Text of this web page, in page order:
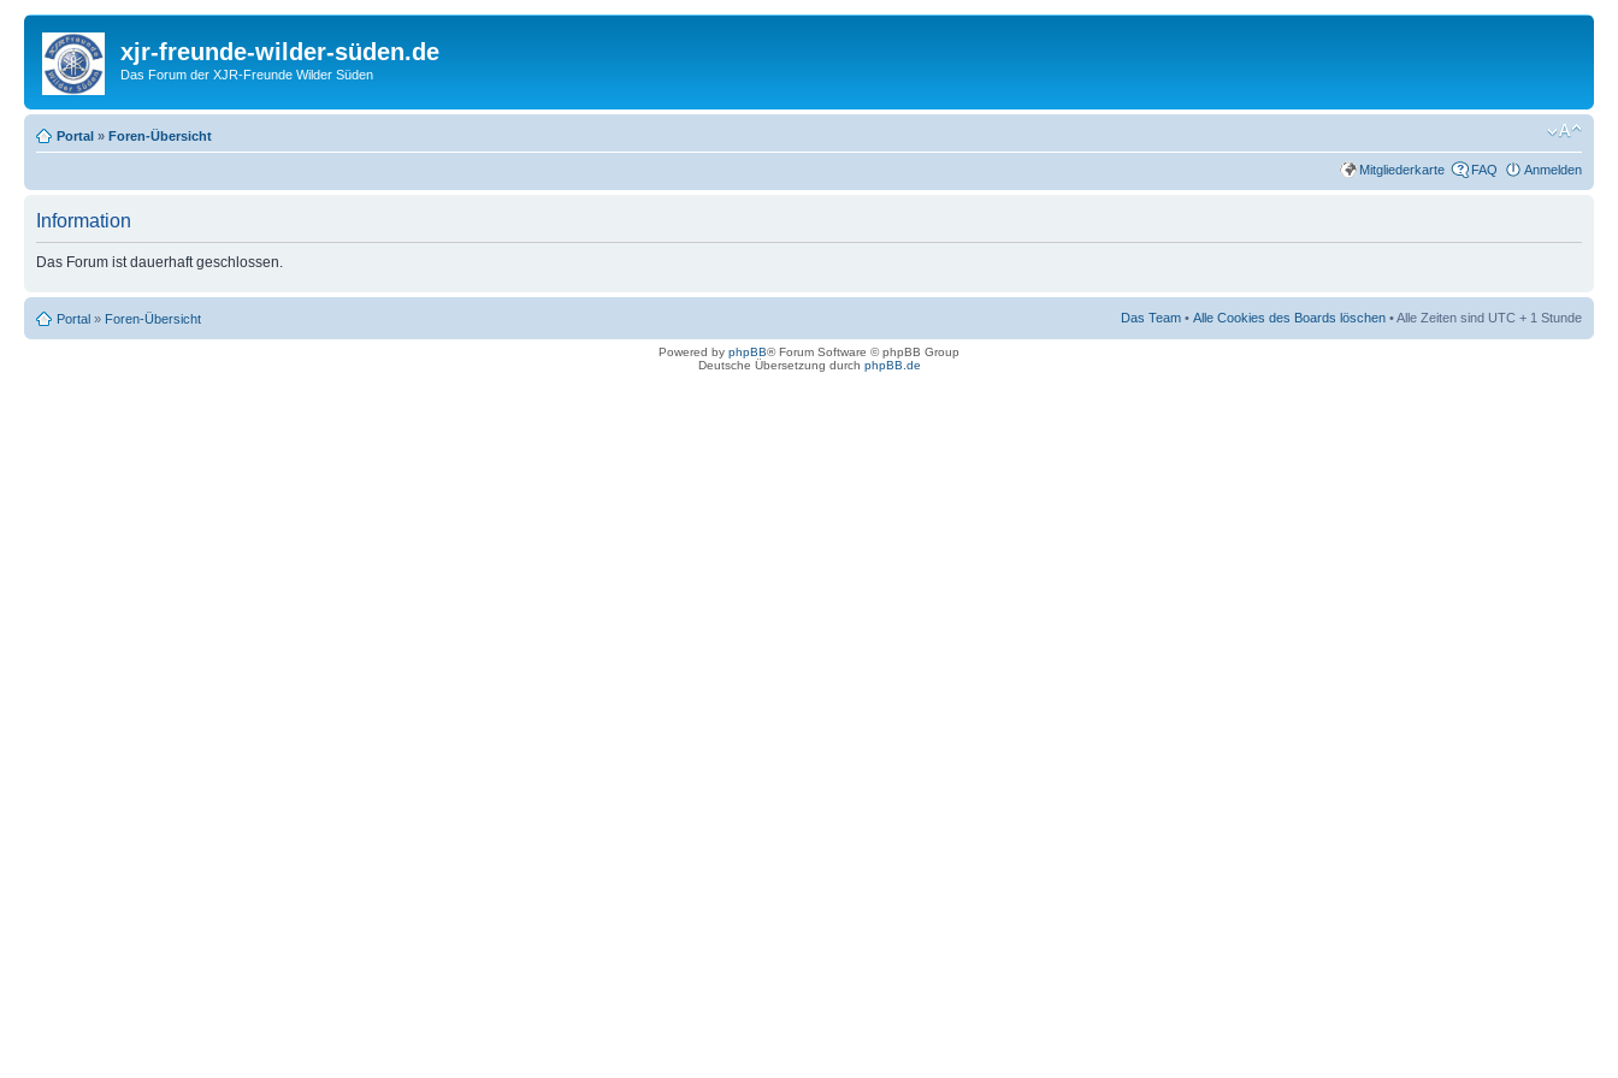
xjr-freunde-wilder-süden.de
Das Forum der XJR-Freunde Wilder Süden
Portal » Foren-Übersicht
Mitgliederkarte FAQ Anmelden
Information
Das Forum ist dauerhaft geschlossen.
Portal » Foren-Übersicht Das Team • Alle Cookies des Boards löschen • Alle Zeiten sind UTC + 1 Stunde
Powered by phpBB® Forum Software © phpBB Group
Deutsche Übersetzung durch phpBB.de